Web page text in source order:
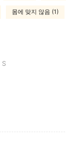
몸에 맞지 않음 (1)
S